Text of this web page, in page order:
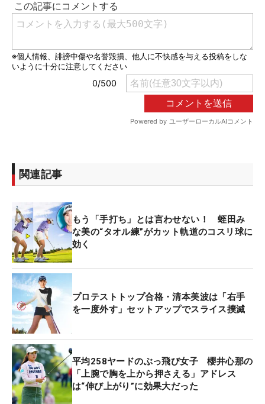
関連記事
もう「手打ち」とは言わせない！ 蛭田み
な美の“タオル練”がカット軌道のコスリ球に
効く
プロテストトップ合格・清本美波は「右手
を一度外す」セットアップでスライス撲滅
平均258ヤードのぶっ飛び女子 櫻井心那の
「上腕で胸を上から押さえる」アドレス
は“伸び上がり”に効果大だった